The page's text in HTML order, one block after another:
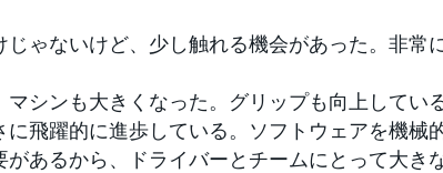
じゃないけど、少し触れる機会があった。非常
マシンも大きくなった。グリップも向上してい
飛躍的に進歩している。ソフトウェアを機械
あるから、ドライバーとチームにとって大き